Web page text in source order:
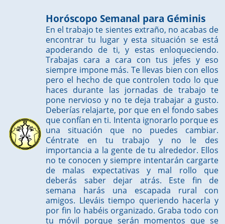
Horóscopo Semanal para Géminis
En el trabajo te sientes extraño, no acabas de
encontrar tu lugar y esta situación se está
apoderando de ti, y estas enloqueciendo.
Trabajas cara a cara con tus jefes y eso
siempre impone más. Te llevas bien con ellos
pero el hecho de que controlen todo lo que
haces durante las jornadas de trabajo te
pone nervioso y no te deja trabajar a gusto.
Deberías relajarte, por que en el fondo sabes
que confían en ti. Intenta ignorarlo porque es
una situación que no puedes cambiar.
Céntrate en tu trabajo y no le des
importancia a la gente de tu alrededor. Ellos
no te conocen y siempre intentarán cargarte
de malas expectativas y mal rollo que
deberás saber dejar atrás. Este fin de
semana harás una escapada rural con
amigos. Lleváis tiempo queriendo hacerla y
por fin lo habéis organizado. Graba todo con
tu móvil porque serán momentos que se